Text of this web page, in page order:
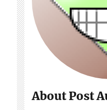
About Post